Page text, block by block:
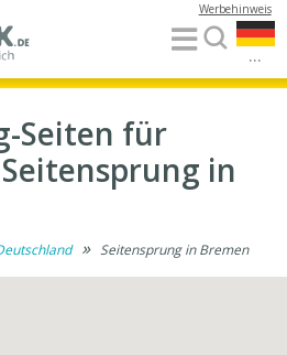
...
Werbehinweis
Seiten für
in
» Seitensprung in Bremen